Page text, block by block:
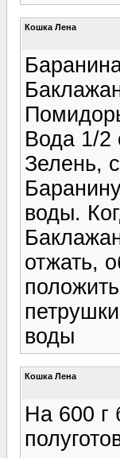
Кошка Лена
Вода 1/2
Зелень,
воды.
отжать,
воды
Кошка Лена
На 600 г